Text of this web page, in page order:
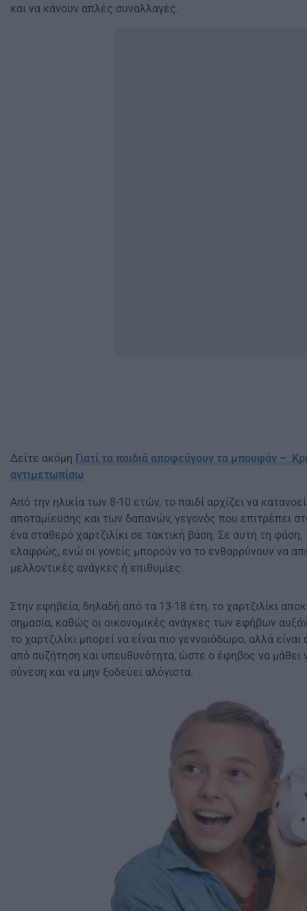
και να κάνουν απλές συναλλαγές.
Δείτε ακόμη Γιατί τα παιδιά αποφεύγουν τα μπουφάν –
αντιμετωπίσω
Από την ηλικία των 8-10 ετών, το παιδί αρχίζει να
αποταμίευσης και των δαπανών, γεγονός που επιτρέπει
ένα σταθερό χαρτζιλίκι σε τακτική βάση. Σε αυτή τη
ελαφρώς, ενώ οι γονείς μπορούν να το ενθαρρύνουν να
μελλοντικές ανάγκες ή επιθυμίες.
Στην εφηβεία, δηλαδή από τα 13-18 έτη, το χαρτζιλίκι
σημασία, καθώς οι οικονομικές ανάγκες των εφήβων
το χαρτζιλίκι μπορεί να είναι πιο γενναιόδωρο, αλλά
από συζήτηση και υπευθυνότητα, ώστε ο έφηβος να μάθει
σύνεση και να μην ξοδεύει αλόγιστα.